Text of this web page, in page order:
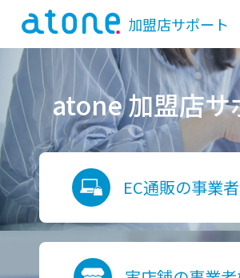
加盟店サポート
atone 加盟店サ
EC通販の事業